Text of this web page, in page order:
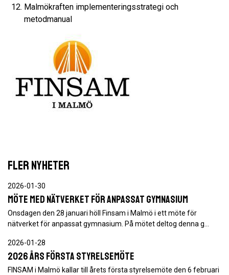
Malmökraften implementeringsstrategi och
metodmanual
FLER NYHETER
2026-01-30
Möte med nätverket för anpassat gymnasium
Onsdagen den 28 januari höll Finsam i Malmö i ett möte för
nätverket för anpassat gymnasium. På mötet deltog denna g…
2026-01-28
2026 års första styrelsemöte
FINSAM i Malmö kallar till årets första styrelsemöte den 6 februari